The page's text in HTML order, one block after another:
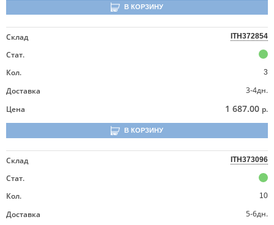
В КОРЗИНУ
Склад ITH372854
Стат.
Кол.
3
Доставка
3-4дн.
Цена
1 687.00 р.
В КОРЗИНУ
Склад ITH373096
Стат.
Кол.
10
Доставка
5-6дн.